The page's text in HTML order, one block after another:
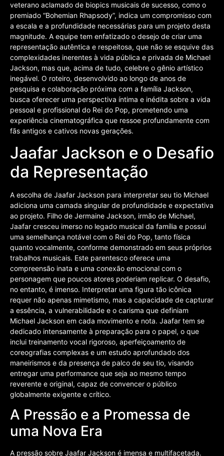
veterano aclamado de biopics musicais de sucesso, como o
premiado “Bohemian Rhapsody”, indica um compromisso com
a escala e a profundidade necessárias para um projeto desta
magnitude. A equipe tem enfatizado o desejo de criar uma
representação autêntica e respeitosa, que não se esquive das
complexidades inerentes à vida pública e privada de Michael
Jackson, mas que, acima de tudo, celebre o gênio artístico
inegável. O roteiro, desenvolvido ao longo de anos de
pesquisa e colaboração próxima com a família Jackson,
busca oferecer uma perspectiva íntima e inédita sobre a vida
pessoal e profissional do Rei do Pop, prometendo uma
experiência cinematográfica que ressoe profundamente com
fãs antigos e cativos novas gerações.
Jaafar Jackson e o Desafio
da Representação
A escolha de Jaafar Jackson para interpretar seu tio Michael
adiciona uma camada singular de profundidade e expectativa
ao projeto. Filho de Jermaine Jackson, irmão de Michael,
Jaafar cresceu imerso no legado musical da família e possui
uma semelhança notável com o Rei do Pop, tanto física
quanto vocalmente, conforme demonstrado em seus próprios
trabalhos musicais. Este parentesco oferece uma
compreensão inata e uma conexão emocional com o
personagem que poucos atores poderiam replicar. O desafio,
no entanto, é imenso. Interpretar uma figura tão icônica
requer não apenas mimetismo, mas a capacidade de capturar
a essência, a vulnerabilidade e o carisma que definiam
Michael Jackson em cada movimento e nota. Jaafar tem se
dedicado intensamente à preparação para o papel, o que
inclui treinamento vocal rigoroso, aperfeiçoamento de
coreografias complexas e um estudo aprofundado dos
maneirismos e da presença de palco de seu tio, visando
entregar uma performance que seja ao mesmo tempo
reverente e original, capaz de convencer o público
globalmente exigente e crítico.
A Pressão e a Promessa de
uma Nova Era
A pressão sobre Jaafar Jackson é imensa e multifacetada.